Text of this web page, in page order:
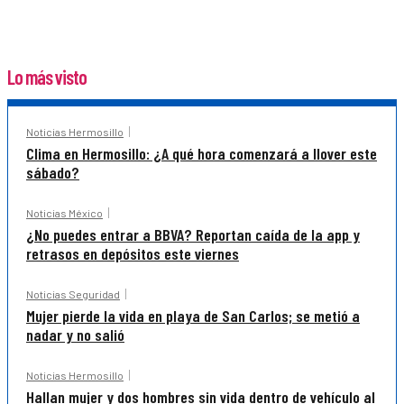
Lo más visto
Noticias Hermosillo
Clima en Hermosillo: ¿A qué hora comenzará a llover este
sábado?
Noticias México
¿No puedes entrar a BBVA? Reportan caída de la app y
retrasos en depósitos este viernes
Noticias Seguridad
Mujer pierde la vida en playa de San Carlos; se metió a
nadar y no salió
Noticias Hermosillo
Hallan mujer y dos hombres sin vida dentro de vehículo al